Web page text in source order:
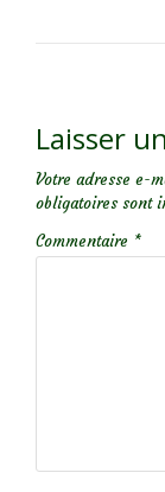
Laisser
Votre adresse e-
obligatoires sont
Commentaire *